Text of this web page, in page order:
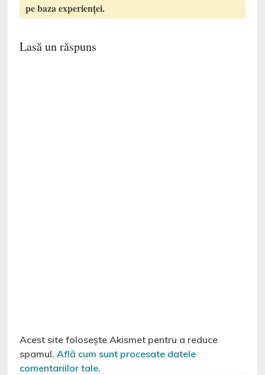
pe baza experienței.
Lasă un răspuns
Acest site folosește Akismet pentru a reduce
spamul.Află cum sunt procesate datele
comentariilor tale.